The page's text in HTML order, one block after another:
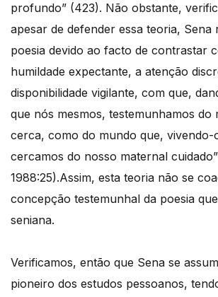
profundo” (423). Não obstante,
apesar de defender essa teoria, Sena
poesia devido ao facto de contrastar
humildade expectante, a atenção
disponibilidade vigilante, com que,
que nós mesmos, testemunhamos do
cerca, como do mundo que,
cercamos do nosso maternal
1988:25).Assim, esta teoria não se
concepção testemunhal da poesia
seniana.
Verificamos, então que Sena se
pioneiro dos estudos pessoanos,